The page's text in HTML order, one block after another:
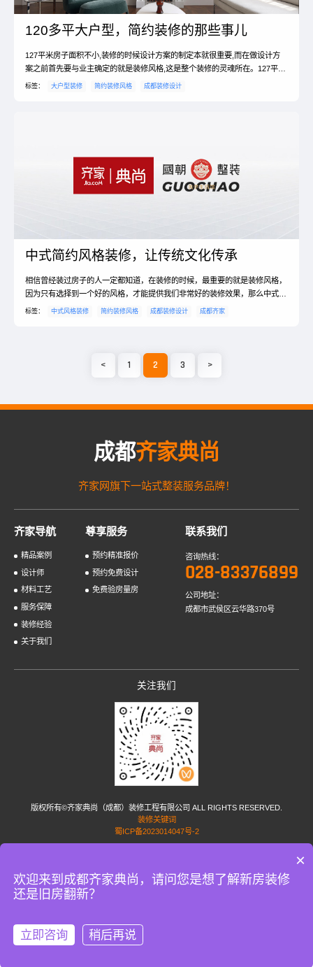
120多平大户型，简约装修的那些事儿
127平米房子面积不小,装修的时候设计方案的制定本就很重要,而在做设计方
案之前首先要与业主确定的就是装修风格,这是整个装修的灵魂所在。127平米
房子采用简约风格装修,可以展示生活品位、健康时尚、合理节约科学消费观
标签： 大户型装修 简约装修风格 成都装修设计
中式简约风格装修，让传统文化传承
相信曾经装过房子的人一定都知道，在装修的时候，最重要的就是装修风格，
因为只有选择到一个好的风格，才能提供我们非常好的装修效果，那么中式装
修简约风格特点是什么，不管我们选择的是哪一种风格，都应该先了解这个风
标签： 中式风格装修 简约装修风格 成都装修设计 成都齐家
< 1 2 3 >
成都齐家典尚
齐家网旗下一站式整装服务品牌！
齐家导航
精品案例
设计师
材料工艺
服务保障
装修经验
关于我们
尊享服务
预约精准报价
预约免费设计
免费验房量房
联系我们
咨询热线：
028-83376899
公司地址：
成都市武侯区云华路370号
关注我们
版权所有©齐家典尚（成都）装修工程有限公司 ALL RIGHTS RESERVED.
装修关键词
蜀ICP备2023014047号-2
料焊条
uhpc材料 成都网站设计 丽江房产网 成都房产网 涿州房产网 重庆房产网
国际
海运公司
简历制作 广州办公室装修 广州装修公司 上海装修管家 PE给水管
效果图公
司
唐禾门窗官网 成都家装公司
室装修
苏州房屋拆除 自贡灯会公司
×
欢迎来到成都齐家典尚，请问您是想了解新房装修
还是旧房翻新？
立即咨询
稍后再说
在线咨询